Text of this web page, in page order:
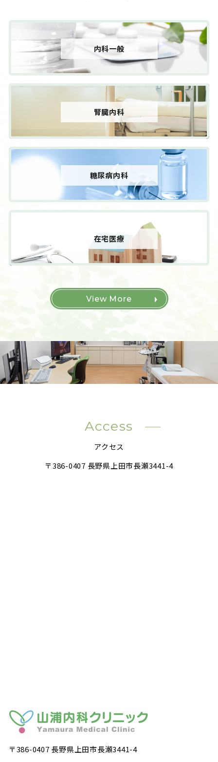
内科一般
腎臓内科
糖尿病内科
在宅医療
View More
Access
アクセス
〒386-0407 長野県上田市長瀬3441-4
〒386-0407 長野県上田市長瀬3441-4